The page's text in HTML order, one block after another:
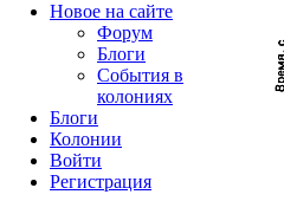
Новое на сайте
Форум
Блоги
События в
колониях
Блоги
Колонии
Войти
Peгиcтpaция